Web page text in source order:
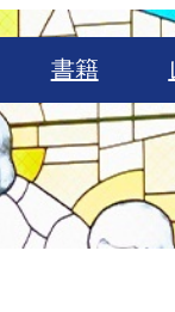
書籍